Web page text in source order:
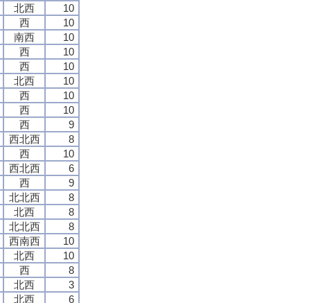
北西
10
西
10
南西
10
西
10
西
10
北西
10
西
10
西
10
西
9
西北西
8
西
10
西北西
6
西
9
北北西
8
北西
8
北北西
8
西南西
10
北西
10
西
8
北西
3
北西
6